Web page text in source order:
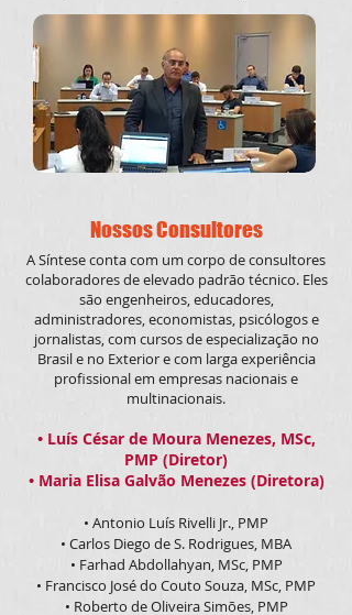
Nossos Consultores
A Síntese conta com um corpo de consultores
colaboradores de elevado padrão técnico. Eles
são engenheiros, educadores,
administradores, economistas, psicólogos e
jornalistas, com cursos de especialização no
Brasil e no Exterior e com larga experiência
profissional em empresas nacionais e
multinacionais.
• Luís César de Moura Menezes, MSc,
PMP (Diretor)
• Maria Elisa Galvão Menezes (Diretora)
• Antonio Luís Rivelli Jr., PMP
• Carlos Diego de S. Rodrigues, MBA
• Farhad Abdollahyan, MSc, PMP
• Francisco José do Couto Souza, MSc, PMP
• Roberto de Oliveira Simões, PMP